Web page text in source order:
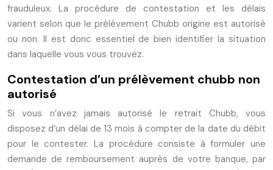
frauduleux. La procédure de contestation et les délais
varient selon que le prélèvement Chubb origine est autorisé
ou non. Il est donc essentiel de bien identifier la situation
dans laquelle vous vous trouvez.
Contestation d’un prélèvement chubb non
autorisé
Si vous n’avez jamais autorisé le retrait Chubb, vous
disposez d’un délai de 13 mois à compter de la date du débit
pour le contester. La procédure consiste à formuler une
demande de remboursement auprès de votre banque, par